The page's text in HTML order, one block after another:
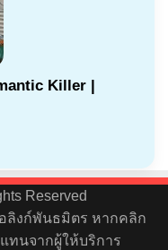
Killer |
Reserved
ลิงก์พันธมิตร หากคลิก
ทนจากผู้ให้บริการ